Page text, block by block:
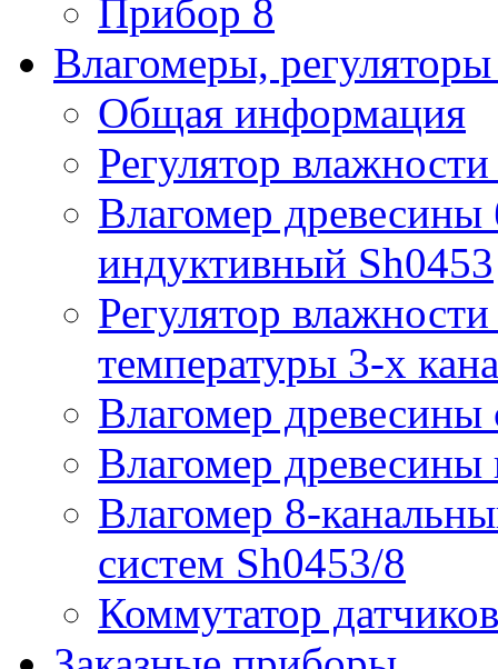
Прибор 8
Влагомеры,
Общая информация
Регулятор
Влагомер древесины
индуктивный Sh0453
Регулятор
температуры 3-х
Влагомер древесины
Влагомер
Влагомер 8-
систем Sh0453/8
Коммутатор